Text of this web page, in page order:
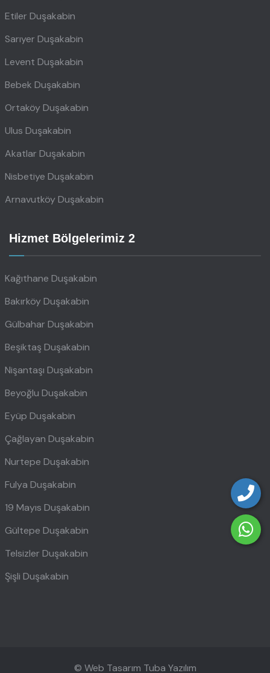
Etiler Duşakabin
Sarıyer Duşakabin
Levent Duşakabin
Bebek Duşakabin
Ortaköy Duşakabin
Ulus Duşakabin
Akatlar Duşakabin
Nisbetiye Duşakabin
Arnavutköy Duşakabin
Hizmet Bölgelerimiz 2
Kağıthane Duşakabin
Bakırköy Duşakabin
Gülbahar Duşakabin
Beşiktaş Duşakabin
Nişantaşı Duşakabin
Beyoğlu Duşakabin
Eyüp Duşakabin
Çağlayan Duşakabin
Nurtepe Duşakabin
Fulya Duşakabin
19 Mayıs Duşakabin
Gültepe Duşakabin
Telsizler Duşakabin
Şişli Duşakabin
© Web Tasarım Tuba Yazılım